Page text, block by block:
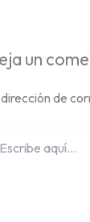
un
dirección de